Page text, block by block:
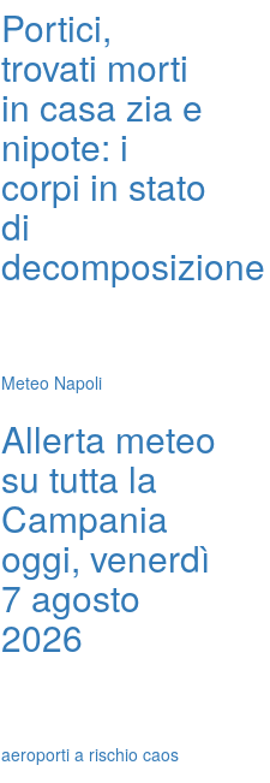
Portici,
trovati morti
in casa zia e
nipote: i
corpi in stato
di
decomposizione
Meteo Napoli
Allerta meteo
su tutta la
Campania
oggi, venerdì
7 agosto
2026
aeroporti a rischio caos